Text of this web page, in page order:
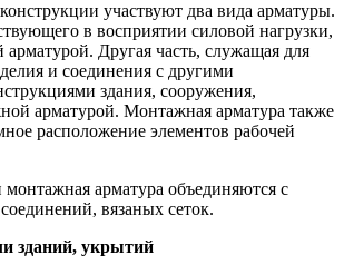
участвуют два вида арматуры.
в восприятии силовой нагрузки,
арматурой. Другая часть, служащая для
и соединения с другими
здания, сооружения,
арматурой. Монтажная арматура также
расположение элементов рабочей
монтажная арматура объединяются с
вязаных сеток.
зданий, укрытий